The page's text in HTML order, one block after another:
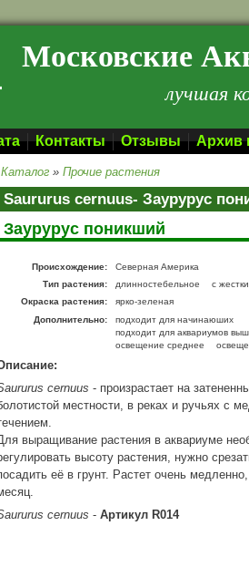
Московские
лучшая
Контакты Отзывы Архив
Каталог »Прочие растения
Saururus cernuus- Заурурус
Заурурус поникший
Происхождение:
Северная Америка
Тип растения:
длинностебельное
с
Окраска растения:
ярко-зеленая
Дополнительно:
подходит для начинаюших
подходит для аквариумов
освещение среднее
cernuus - произрастает на
местности, в реках и ручьях с
выращивание растения в аквариуме
высоту растения, нужно
её в грунт. Растет очень
cernuus -Артикул R014